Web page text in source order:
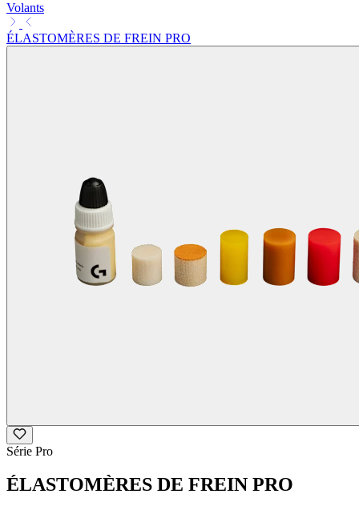
Volants
ÉLASTOMÈRES DE FREIN PRO
Série Pro
ÉLASTOMÈRES DE FREIN PRO